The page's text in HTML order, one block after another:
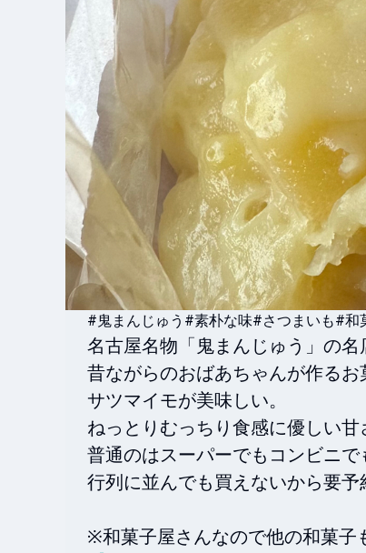
#鬼まんじゅう #素朴な味#さつまいも#和
名古屋名物「鬼まんじゅう」の名
昔ながらのおばあちゃんが作る
サツマイモが美味しい。
ねっとりむっちり食感に優しい甘
普通のはスーパーでもコンビニで
行列に並んでも買えないから要予
※和菓子屋さんなので他の和菓